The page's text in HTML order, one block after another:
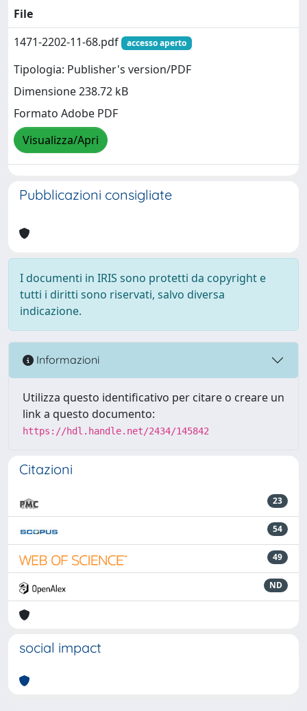
File
1471-2202-11-68.pdf
accesso aperto
Tipologia: Publisher's version/PDF
Dimensione 238.72 kB
Formato Adobe PDF
Visualizza/Apri
Pubblicazioni consigliate
I documenti in IRIS sono protetti da copyright e
tutti i diritti sono riservati, salvo diversa
indicazione.
Informazioni
Utilizza questo identificativo per citare o creare un
link a questo documento:
https://hdl.handle.net/2434/145842
Citazioni
23
54
49
ND
social impact